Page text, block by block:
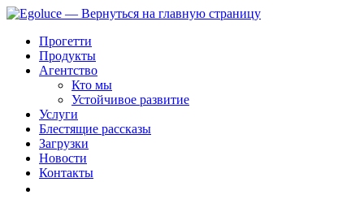
Прогетти
Продукты
Агентство
Кто мы
Устойчивое развитие
Услуги
Блестящие рассказы
Загрузки
Новости
Контакты